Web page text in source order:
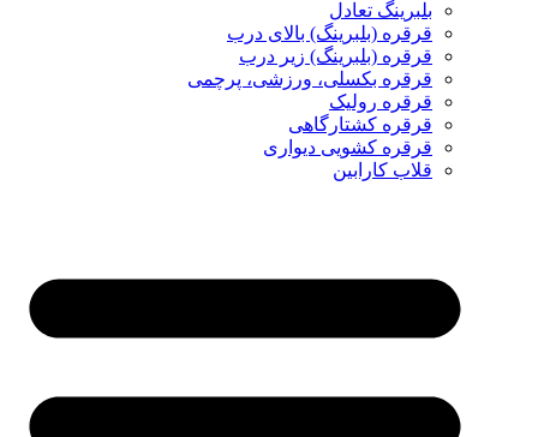
بلبرینگ تعادل
قرقره (بلبرینگ) بالای درب
قرقره (بلبرینگ) زیر درب
قرقره بکسلی، ورزشی، پرچمی
قرقره رولیک
قرقره کشتارگاهی
قرقره کشویی دیواری
قلاب کارابین